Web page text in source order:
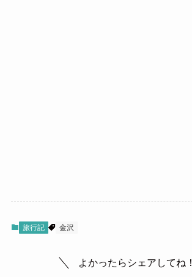
旅行記 金沢
よかったらシェアしてね！